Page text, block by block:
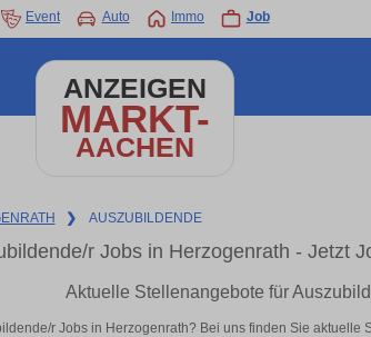
Event Auto Immo Job
ANZEIGEN
MARKT-
AACHEN
❯ AUSZUBILDENDE
r Jobs in Herzogenrath - Jetzt
Aktuelle Stellenangebote für
r Jobs in Herzogenrath? Bei uns finden Sie aktuelle